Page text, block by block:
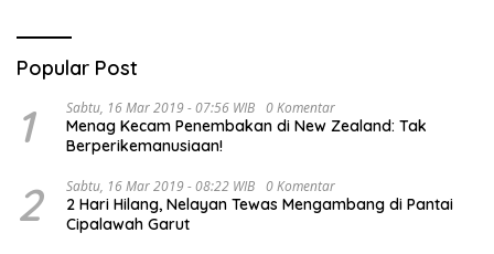
Popular Post
1 Sabtu, 16 Mar 2019 - 07:56 WIB 0 Komentar
Menag Kecam Penembakan di New Zealand: Tak
Berperikemanusiaan!
2 Sabtu, 16 Mar 2019 - 08:22 WIB 0 Komentar
2 Hari Hilang, Nelayan Tewas Mengambang di Pantai
Cipalawah Garut